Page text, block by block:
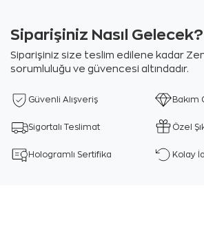
Siparişiniz Nasıl Gelecek?
Siparişiniz size teslim edilene kadar Zen
sorumluluğu ve güvencesi altındadır.
Güvenli Alışveriş Bakım
Sigortalı Teslimat Özel
Hologramlı Sertifika Kolay